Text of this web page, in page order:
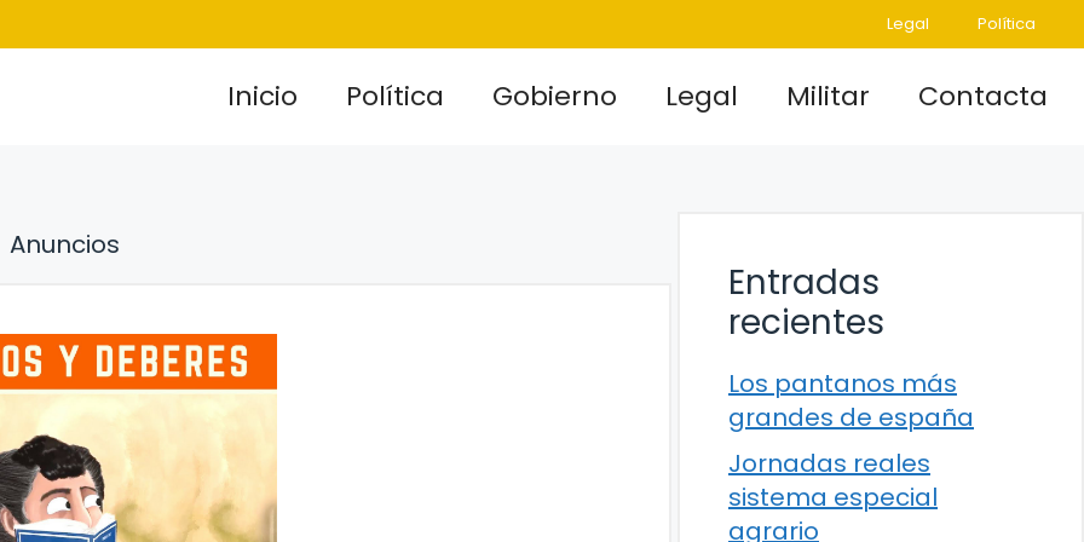
Legal Política
Inicio Política Gobierno Legal Militar Contacta
Anuncios
Entradas
recientes
Los pantanos más
grandes de españa
Jornadas reales
sistema especial
agrario